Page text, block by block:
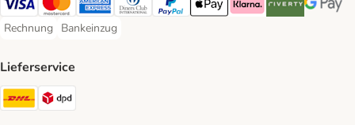
Visa Payment Method
Mastercard Payment Method
American Express Payment Method
Diners Club Payment Method
PayPal Payment Method
Apple Pay Payment Method
Klarna Payment Method
Riverty Payment
Google
Rechnung
Rechnung Payment Method
Bankeinzug
Bankeinzug Payment Method
Lieferservice
DHL Shipping Method